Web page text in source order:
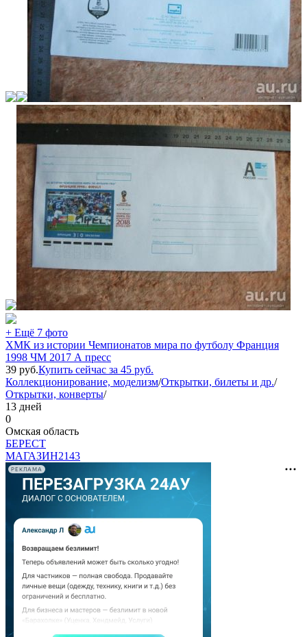
+ Ещё 7 фото
ХМК из истории Чемпионатов мира по футболу Франция
1998 ЧМ 2017 А пресс
39 руб.Купить сейчас за 45 руб.
Коллекционирование, моделизм/Открытки, билеты и др./
Открытки, конверты/
13 дней
0
Омская область
БEPECT
МАГАЗИН2143
РЕКЛАМА